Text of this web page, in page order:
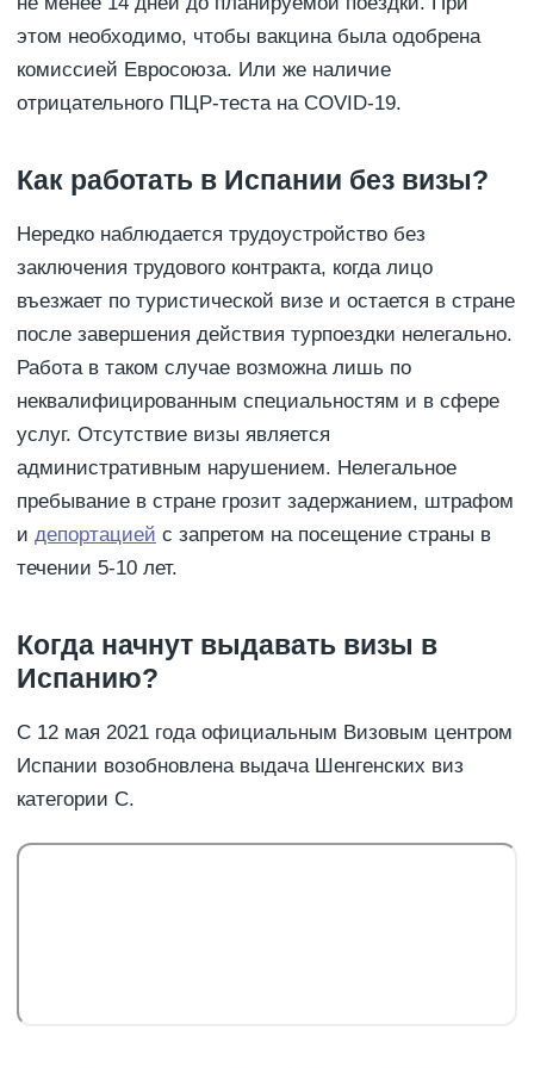
этом необходимо, чтобы вакцина была одобрена
комиссией Евросоюза. Или же наличие
отрицательного ПЦР-теста на COVID-19.
Как работать в Испании без визы?
Нередко наблюдается трудоустройство без
заключения трудового контракта, когда лицо
въезжает по туристической визе и остается в стране
после завершения действия турпоездки нелегально.
Работа в таком случае возможна лишь по
неквалифицированным специальностям и в сфере
услуг. Отсутствие визы является
административным нарушением. Нелегальное
пребывание в стране грозит задержанием, штрафом
и депортацией с запретом на посещение страны в
течении 5-10 лет.
Когда начнут выдавать визы в
Испанию?
С 12 мая 2021 года официальным Визовым центром
Испании возобновлена выдача Шенгенских виз
категории С.